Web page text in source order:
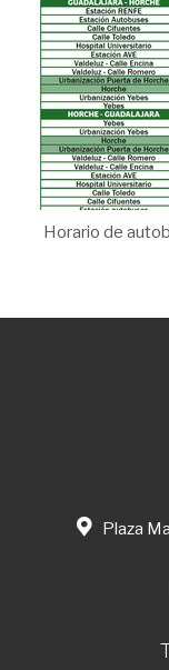
Horario de
Plaza